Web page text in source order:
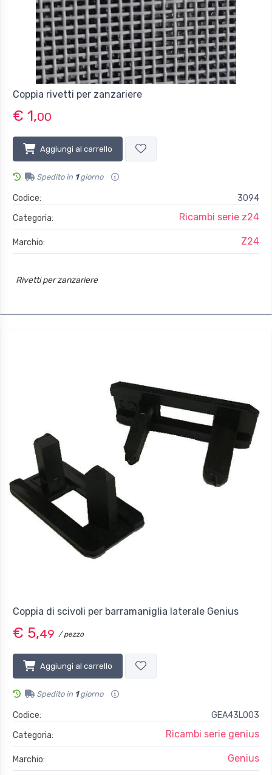
Coppia rivetti per zanzariere
€ 1,00
Aggiungi al carrello
Spedito in 1giorno
Codice:
3094
Categoria:
Ricambi serie z24
Marchio: Z24
Rivetti per zanzariere
Coppia di scivoli per barramaniglia laterale Genius
€ 5,49 / pezzo
Aggiungi al carrello
Spedito in 1giorno
Codice:
GEA43L003
Categoria:
Ricambi serie genius
Marchio: Genius